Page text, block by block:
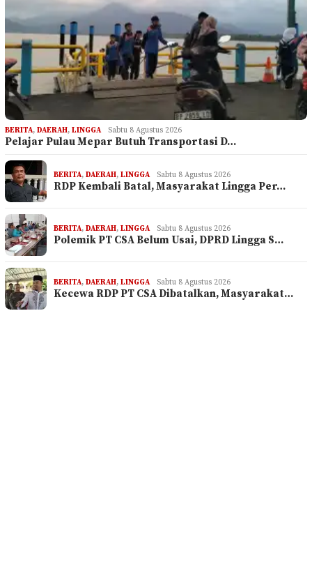
BERITA, DAERAH, LINGGA Sabtu 8 Agustus 2026
Pelajar Pulau Mepar Butuh Transportasi D…
BERITA, DAERAH, LINGGA Sabtu 8 Agustus 2026
RDP Kembali Batal, Masyarakat Lingga Per…
BERITA, DAERAH, LINGGA Sabtu 8 Agustus 2026
Polemik PT CSA Belum Usai, DPRD Lingga S…
BERITA, DAERAH, LINGGA Sabtu 8 Agustus 2026
Kecewa RDP PT CSA Dibatalkan, Masyarakat…